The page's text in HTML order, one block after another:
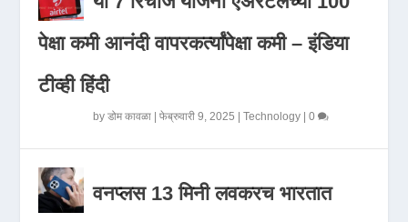
पेक्षा कमी आनंदी वापरकर्त्यांपेक्षा कमी – इंडिया
टीव्ही हिंदी
byडोम कावळा |फेब्रुवारी 9, 2025 |Technology |0
वनप्लस 13 मिनी लवकरच भारतात